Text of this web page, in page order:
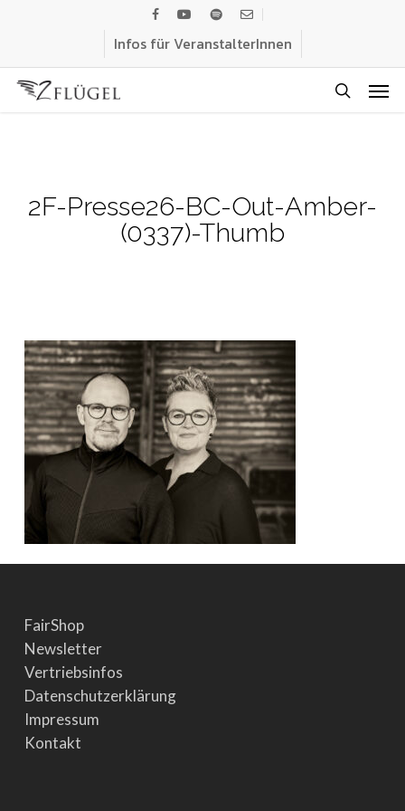
content
facebook
youtubespotifyemail
Infos für VeranstalterInnen
2F-Presse26-BC-Out-Amber-
(0337)-Thumb
FairShop
Newsletter
Vertriebsinfos
Datenschutzerklärung
Impressum
Kontakt